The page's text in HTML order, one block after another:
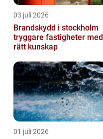
03 juli 2026
Brandskydd i stockholm
tryggare fastigheter med
rätt kunskap
01 juli 2026